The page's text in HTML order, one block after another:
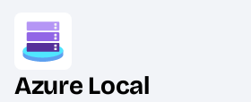
Image
Azure Local